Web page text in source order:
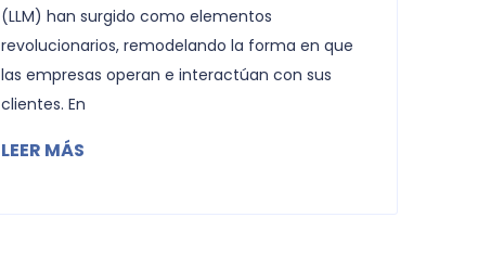
(LLM) han surgido como elementos
revolucionarios, remodelando la forma en que
las empresas operan e interactúan con sus
clientes. En
LEER MÁS